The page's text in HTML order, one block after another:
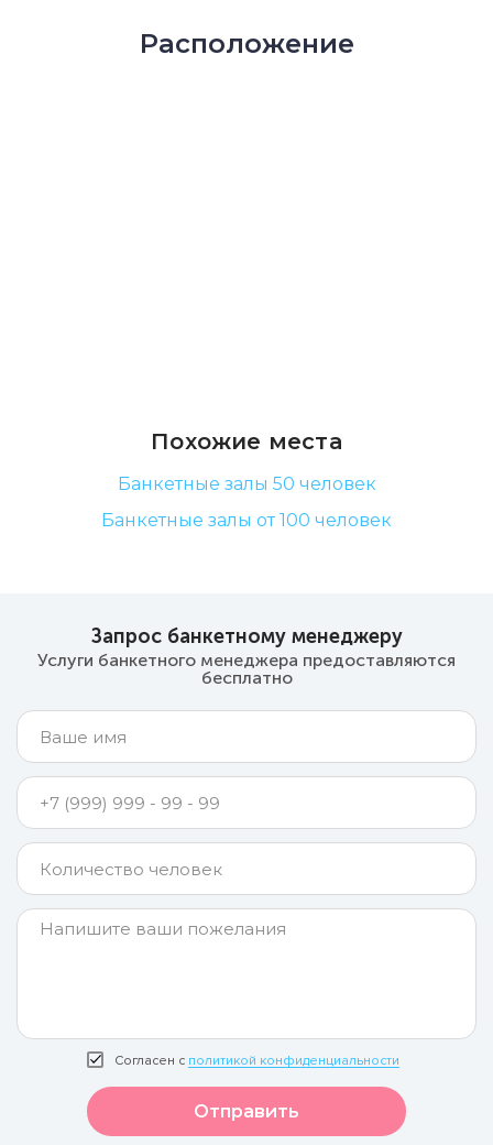
Расположение
Похожие места
Банкетные залы 50 человек
Банкетные залы от 100 человек
Запрос банкетному менеджеру
Услуги банкетного менеджера предоставляются
бесплатно
Согласен с политикой конфиденциальности
Отправить